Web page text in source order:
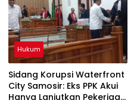
Hukum
Sidang Korupsi Waterfront
City Samosir: Eks PPK Akui
Hanya Lanjutkan Pekerjaan,